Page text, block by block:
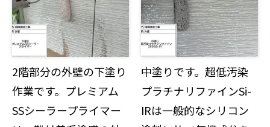
2階部分の外壁の下塗り
作業です。プレミアム
SSシーラープライマー
中塗りです。超低汚染
プラチナリファインSi-
IRは一般的なシリコン